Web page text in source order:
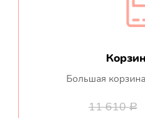
Большая
11 610Р